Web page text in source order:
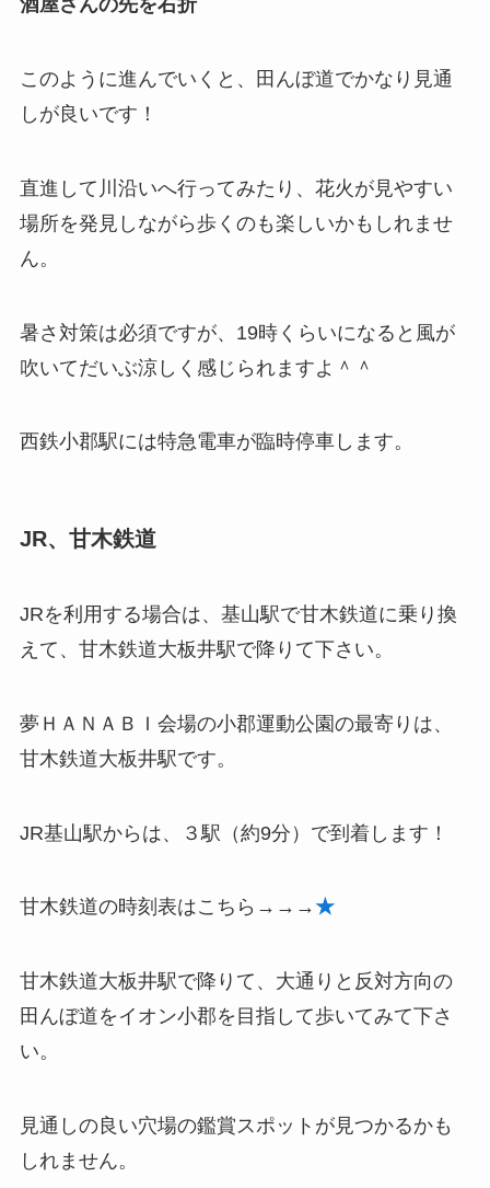
酒屋さんの先を右折
このように進んでいくと、田んぼ道でかなり見通
しが良いです！
直進して川沿いへ行ってみたり、花火が見やすい
場所を発見しながら歩くのも楽しいかもしれませ
ん。
暑さ対策は必須ですが、19時くらいになると風が
吹いてだいぶ涼しく感じられますよ＾＾
西鉄小郡駅には特急電車が臨時停車します。
JR、甘木鉄道
JRを利用する場合は、基山駅で甘木鉄道に乗り換
えて、甘木鉄道大板井駅で降りて下さい。
夢ＨＡＮＡＢＩ会場の小郡運動公園の最寄りは、
甘木鉄道大板井駅です。
JR基山駅からは、３駅（約9分）で到着します！
甘木鉄道の時刻表はこちら→→→★
甘木鉄道大板井駅で降りて、大通りと反対方向の
田んぼ道をイオン小郡を目指して歩いてみて下さ
い。
見通しの良い穴場の鑑賞スポットが見つかるかも
しれません。